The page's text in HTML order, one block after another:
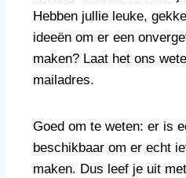
Hebben jullie leuke,
ideeën om er een
maken? Laat het ons
mailadres.
Goed om te weten: er is
beschikbaar om er echt
maken. Dus leef je uit